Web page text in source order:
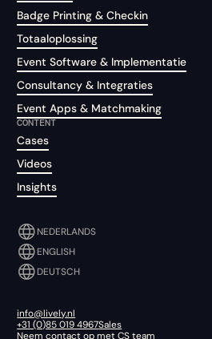
Badge Printing & Checkin
Totaaloplossing
Event Software & Implementatie
Consultancy & Integraties
Event Apps & Matchmaking
CONTENT
Cases
Videos
Insights
NEDERLANDS
ENGLISH
DEUTSCH
info@lively.nl
+31 (0)85 019 4967Sales
Neem contact op met CS team